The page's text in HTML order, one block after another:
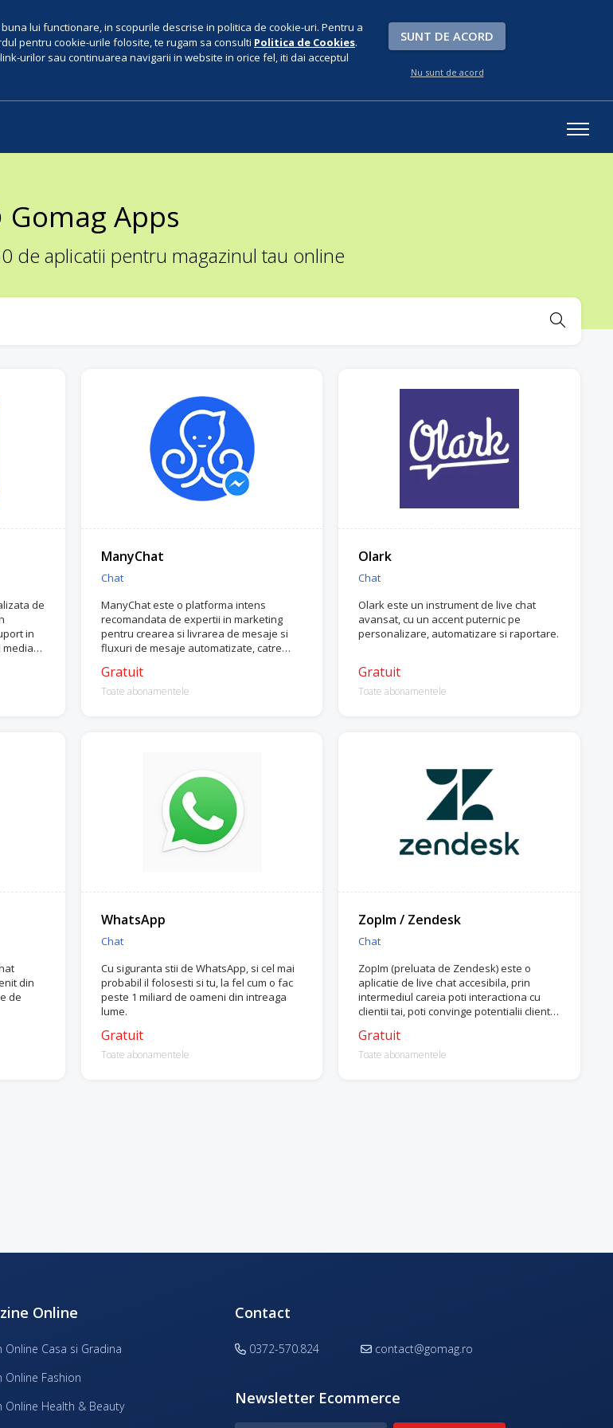
lui functionare, in scopurile descrise in politica de cookie-uri. Pentru a
pentru cookie-urile folosite, te rugam sa consulti Politica de Cookies.
urilor sau continuarea navigarii in website in orice fel, iti dai acceptul
SUNT DE ACORD
Nu sunt de acord
Gomag Apps
de aplicatii pentru magazinul tau online
de
in
media
ManyChat
Chat
ManyChat este o platforma intens
recomandata de expertii in marketing
pentru crearea si livrarea de mesaje si
fluxuri de mesaje automatizate, catre
Gratuit
Toate abonamentele
Olark
Chat
Olark este un instrument de live chat
avansat, cu un accent puternic pe
personalizare, automatizare si raportare.
Gratuit
Toate abonamentele
din
de
WhatsApp
Chat
Cu siguranta stii de WhatsApp, si cel mai
probabil il folosesti si tu, la fel cum o fac
peste 1 miliard de oameni din intreaga
lume.
Gratuit
Toate abonamentele
ZopIm / Zendesk
Chat
ZopIm (preluata de Zendesk) este o
aplicatie de live chat accesibila, prin
intermediul careia poti interactiona cu
clientii tai, poti convinge potentialii clientii
Gratuit
Toate abonamentele
Online
Online Casa si Gradina
Online Fashion
Online Health & Beauty
Contact
0372-570.824 contact@gomag.ro
Newsletter Ecommerce